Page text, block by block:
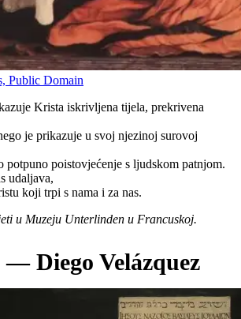
Public Domain
Krista iskrivljena tijela, prekrivena
je prikazuje u svoj njezinoj surovoj
poistovjećenje s ljudskom patnjom.
udaljava,
koji trpi s nama i za nas.
u Muzeju Unterlinden u Francuskoj.
— Diego Velázquez